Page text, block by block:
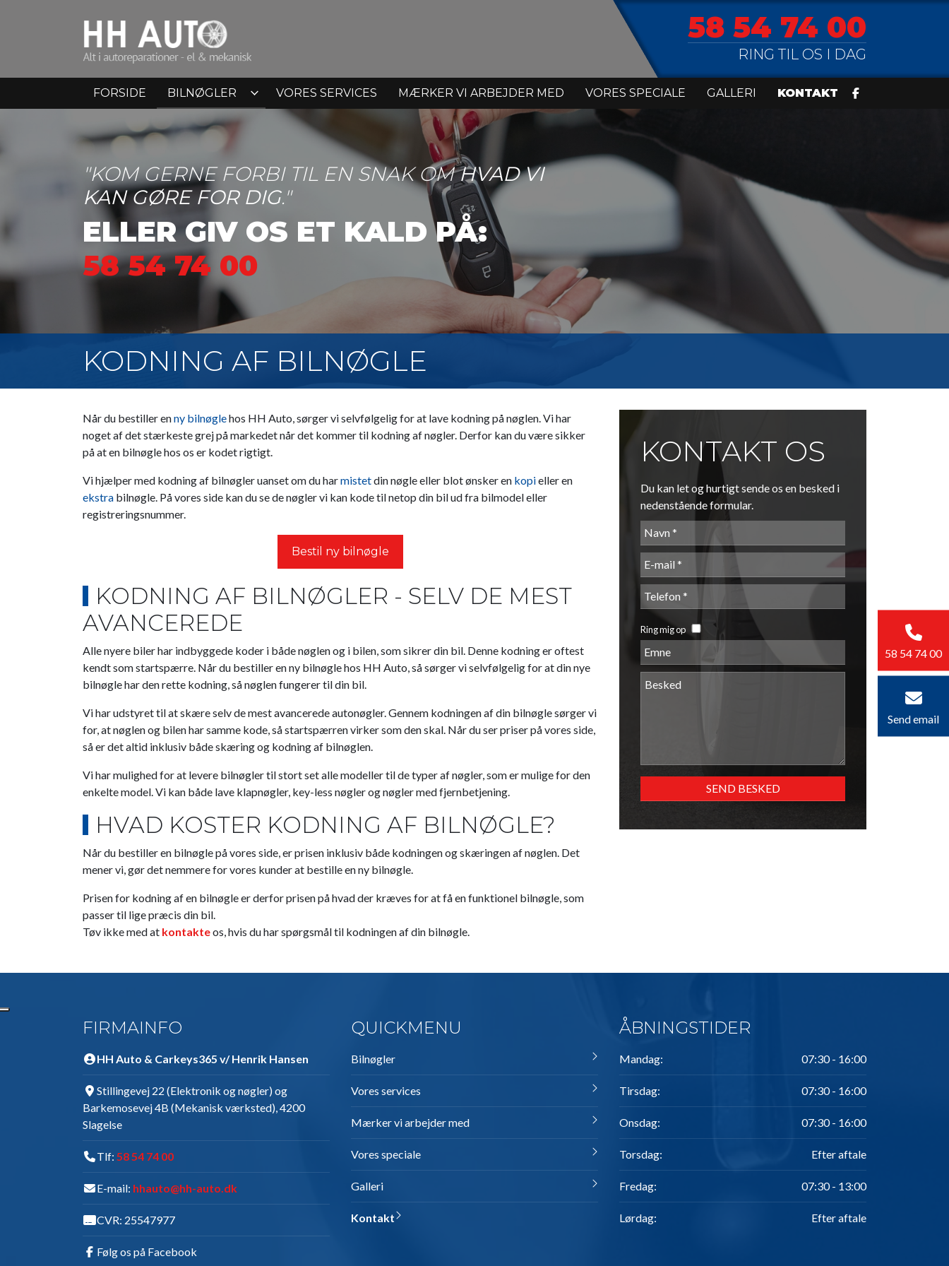
58 54 74 00
RING TIL OS I DAG
FORSIDE BILNØGLER VORES SERVICES MÆRKER VI ARBEJDER MED VORES SPECIALE GALLERI KONTAKT
"KOM GERNE FORBI TIL EN SNAK OMHVAD VI
KAN GØRE FOR DIG."
ELLER GIV OS ET KALD PÅ:
58 54 74 00
KODNING AF BILNØGLE
Når du bestiller enny bilnøglehos HH Auto, sørger vi selvfølgelig for at lave kodning på nøglen. Vi har
noget af det stærkeste grej på markedet når det kommer til kodning af nøgler. Derfor kan du være sikker
på at en bilnøgle hos os er kodet rigtigt.
Vi hjælper med kodning af bilnøgler uanset om du harmistetdin nøgle eller blot ønsker en kopieller en
ekstra bilnøgle. På vores side kan du se de nøgler vi kan kode til netop din bil ud fra bilmodel eller
registreringsnummer.
Bestil ny bilnøgle
KODNING AF BILNØGLER - SELV DE MEST
AVANCEREDE
Alle nyere biler har indbyggede koder i både nøglen og i bilen, som sikrer din bil. Denne kodning er oftest
kendt som startspærre. Når du bestiller en ny bilnøgle hos HH Auto, så sørger vi selvfølgelig for at din nye
bilnøgle har den rette kodning, så nøglen fungerer til din bil.
Vi har udstyret til at skære selv de mest avancerede autonøgler. Gennem kodningen af din bilnøgle sørger vi
for, at nøglen og bilen har samme kode, så startspærren virker som den skal. Når du ser priser på vores side,
så er det altid inklusiv både skæring og kodning af bilnøglen.
Vi har mulighed for at levere bilnøgler til stort set alle modeller til de typer af nøgler, som er mulige for den
enkelte model. Vi kan både lave klapnøgler, key-less nøgler og nøgler med fjernbetjening.
HVAD KOSTER KODNING AF BILNØGLE?
Når du bestiller en bilnøgle på vores side, er prisen inklusiv både kodningen og skæringen af nøglen. Det
mener vi, gør det nemmere for vores kunder at bestille en ny bilnøgle.
Prisen for kodning af en bilnøgle er derfor prisen på hvad der kræves for at få en funktionel bilnøgle, som
passer til lige præcis din bil.
Tøv ikke med at kontakteos, hvis du har spørgsmål til kodningen af din bilnøgle.
KONTAKT OS
Du kan let og hurtigt sende os en besked i
nedenstående formular.
Ring mig op
FIRMAINFO
HH Auto & Carkeys365 v/ Henrik Hansen
Stillingevej 22 (Elektronik og nøgler) og
Barkemosevej 4B (Mekanisk værksted), 4200
Slagelse
Tlf: 58 54 74 00
E-mail: hhauto@hh-auto.dk
CVR: 25547977
Følg os på Facebook
QUICKMENU
Bilnøgler
Vores services
Mærker vi arbejder med
Vores speciale
Galleri
Kontakt
ÅBNINGSTIDER
Mandag: 07:30 - 16:00
Tirsdag: 07:30 - 16:00
Onsdag: 07:30 - 16:00
Torsdag: Efter aftale
Fredag: 07:30 - 13:00
Lørdag: Efter aftale
58 54 74 00
Send email